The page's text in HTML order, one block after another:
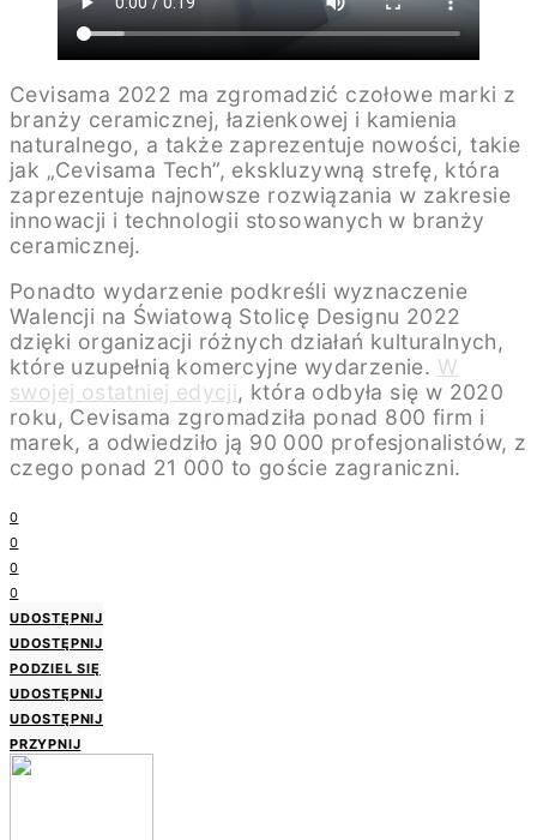
Cevisama 2022 ma zgromadzić czołowe marki z
branży ceramicznej, łazienkowej i kamienia
naturalnego, a także zaprezentuje nowości, takie
jak „Cevisama Tech”, ekskluzywną strefę, która
zaprezentuje najnowsze rozwiązania w zakresie
innowacji i technologii stosowanych w branży
ceramicznej.
Ponadto wydarzenie podkreśli wyznaczenie
Walencji na Światową Stolicę Designu 2022
dzięki organizacji różnych działań kulturalnych,
które uzupełnią komercyjne wydarzenie. W
swojej ostatniej edycji, która odbyła się w 2020
roku, Cevisama zgromadziła ponad 800 firm i
marek, a odwiedziło ją 90 000 profesjonalistów, z
czego ponad 21 000 to goście zagraniczni.
0
0
0
0
UDOSTĘPNIJ
UDOSTĘPNIJ
PODZIEL SIĘ
UDOSTĘPNIJ
UDOSTĘPNIJ
PRZYPNIJ